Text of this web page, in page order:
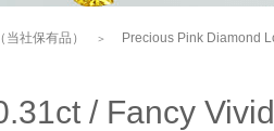
社保有品） Precious Pink Diamond
/ Fancy